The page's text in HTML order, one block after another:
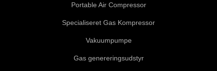
Portable Air Compressor
Specialiseret Gas Kompressor
Vakuumpumpe
Gas genereringsudstyr